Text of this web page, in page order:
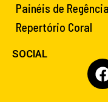
Painéis de
Repertório Coral
SOCIAL